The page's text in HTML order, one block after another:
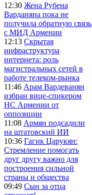
12:30 Жена Рубена
Варданяна пока не
получила обратную связь
с МИД Армении
12:13 Скрытая
инфраструктура
интернета: роль
магистральных сетей в
работе телеком-рынка
11:46 Арам Вардеванян
избран вице-спикером
НС Армении от
оппозиции
11:08 Армян подсадили
на штатовский ИИ
10:36 Гагик Царукян:
Стремление помогать
друг другу важно для
построения сильной
страны и общества
09:49 Сын за отца